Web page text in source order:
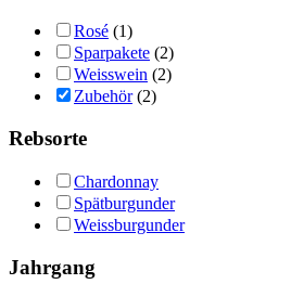
Rosé (1)
Sparpakete (2)
Weisswein (2)
Zubehör (2)
Rebsorte
Chardonnay
Spätburgunder
Weissburgunder
Jahrgang